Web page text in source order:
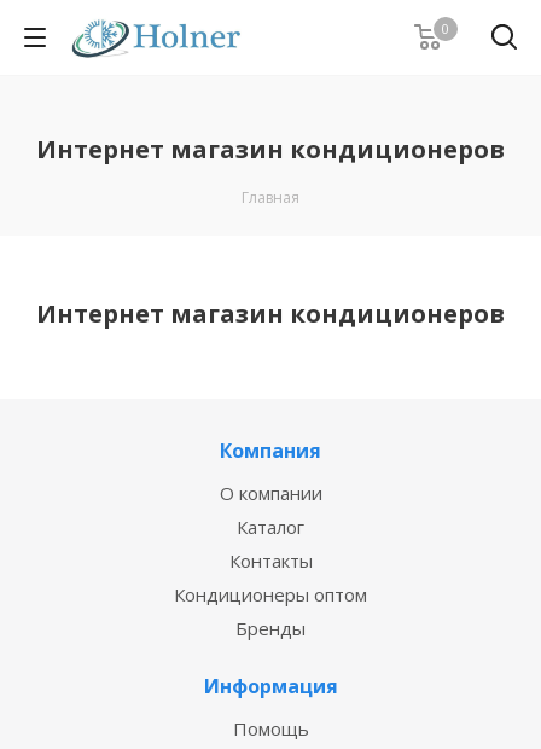
0
Интернет магазин кондиционеров
Главная
Интернет магазин кондиционеров
Компания
О компании
Каталог
Контакты
Кондиционеры оптом
Бренды
Информация
Помощь